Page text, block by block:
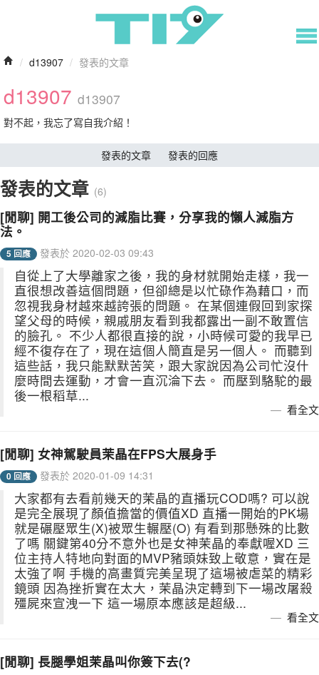
/ d13907 / 發表的文章
d13907 d13907
對不起，我忘了寫自我介紹！
發表的文章 發表的回應
發表的文章 (6)
[閒聊] 開工後公司的減脂比賽，分享我的懶人減脂方
法。
5 回應 發表於 2020-02-03 09:43
自從上了大學離家之後，我的身材就開始走樣，我一
直很想改善這個問題，但卻總是以忙碌作為藉口，而
忽視我身材越來越誇張的問題。 在某個連假回到家探
望父母的時候，親戚朋友看到我都露出一副不敢置信
的臉孔。 不少人都很直接的說，小時候可愛的我早已
經不復存在了，現在這個人簡直是另一個人。 而聽到
這些話，我只能默默苦笑，跟大家說因為公司忙沒什
麼時間去運動，才會一直沉淪下去。 而壓到駱駝的最
後一根稻草...
看全文
[閒聊] 女神駕駛員茉晶在FPS大展身手
0 回應 發表於 2020-01-09 14:31
大家都有去看前幾天的茉晶的直播玩COD嗎? 可以說
是完全展現了顏值擔當的價值XD 直播一開始的PK場
就是碾壓眾生(X)被眾生輾壓(O) 有看到那懸殊的比數
了嗎 關鍵第40分不意外也是女神茉晶的奉獻喔XD 三
位主持人特地向對面的MVP豬頭妹致上敬意，實在是
太強了啊 手機的高畫質完美呈現了這場被虐菜的精彩
鏡頭 因為挫折實在太大，茉晶決定轉到下一場改屠殺
殭屍來宣洩一下 這一場原本應該是超級...
看全文
[閒聊] 長腿學姐茉晶叫你簽下去(?